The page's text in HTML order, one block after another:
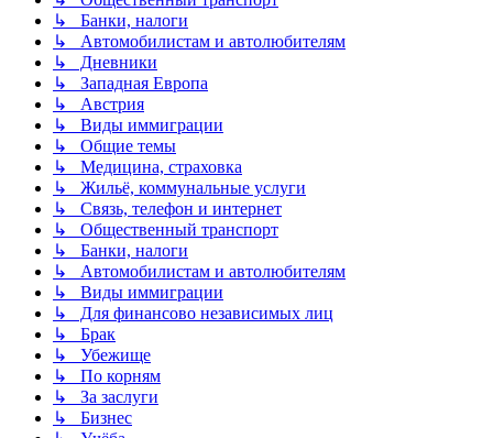
↳ Банки, налоги
↳ Автомобилистам и автолюбителям
↳ Дневники
↳ Западная Европа
↳ Австрия
↳ Виды иммиграции
↳ Общие темы
↳ Медицина, страховка
↳ Жильё, коммунальные услуги
↳ Связь, телефон и интернет
↳ Общественный транспорт
↳ Банки, налоги
↳ Автомобилистам и автолюбителям
↳ Виды иммиграции
↳ Для финансово независимых лиц
↳ Брак
↳ Убежище
↳ По корням
↳ За заслуги
↳ Бизнес